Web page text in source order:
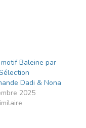
Baleine par
Dadi & Nona
2025